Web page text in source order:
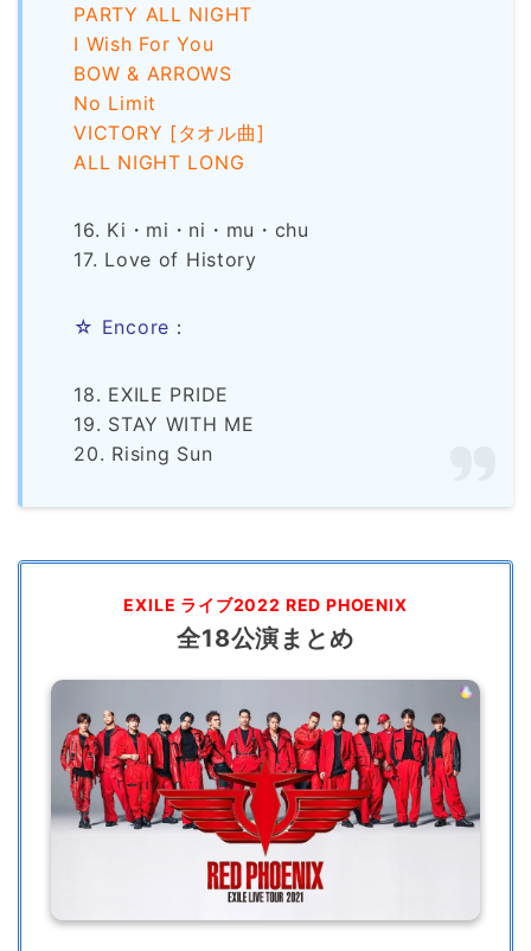
PARTY ALL NIGHT
I Wish For You
BOW & ARROWS
No Limit
VICTORY [タオル曲]
ALL NIGHT LONG
16. Ki・mi・ni・mu・chu
17. Love of History
☆ Encore：
18. EXILE PRIDE
19. STAY WITH ME
20. Rising Sun
EXILE ライブ2022 RED PHOENIX
全18公演まとめ